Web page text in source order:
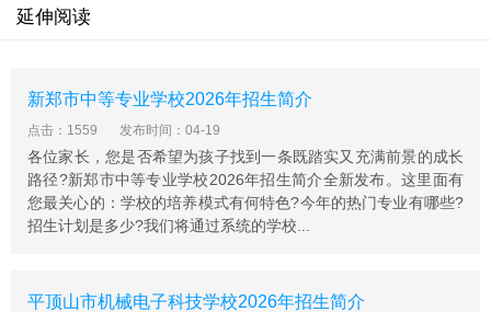
的贡献。2005年3月被驻马店市劳动和社会保障局审批
验收为省级重点职业学校。2009年10月清华大学在我校建
立了远程教育教学站，对我县人民群众利用优质资源早日
脱贫致富起到了很大的促进作用。2014年12月被批准为河
南省第二批特色学校。
延伸阅读
新郑市中等专业学校2026年招生简介
点击：1559 发布时间：04-19
各位家长，您是否希望为孩子找到一条既踏实又充满前景的成长
路径?新郑市中等专业学校2026年招生简介全新发布。这里面有
您最关心的：学校的培养模式有何特色?今年的热门专业有哪些?
招生计划是多少?我们将通过系统的学校...
平顶山市机械电子科技学校2026年招生简介